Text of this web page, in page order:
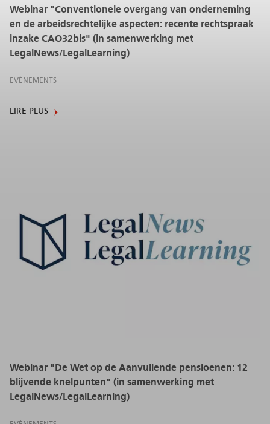
Webinar "Conventionele overgang van onderneming
en de arbeidsrechtelijke aspecten: recente rechtspraak
inzake CAO32bis" (in samenwerking met
LegalNews/LegalLearning)
EVÈNEMENTS
LIRE PLUS
Webinar "De Wet op de Aanvullende pensioenen: 12
blijvende knelpunten" (in samenwerking met
LegalNews/LegalLearning)